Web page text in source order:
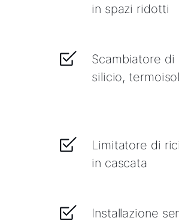
in spazi ridotti
Scambiatore
silicio,
Limitatore di
in cascata
Installazione